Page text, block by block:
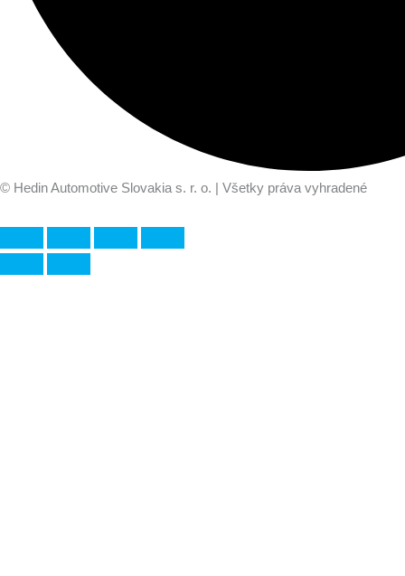
© Hedin Automotive Slovakia s. r. o. | Všetky práva vyhradené